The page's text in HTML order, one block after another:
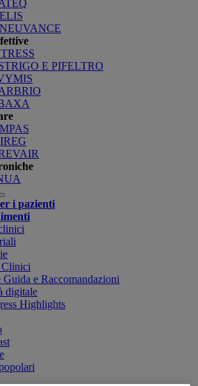
E PIFELTRO
i pazienti
Clinici
Guida e Raccomandazioni
digitale
Highlights